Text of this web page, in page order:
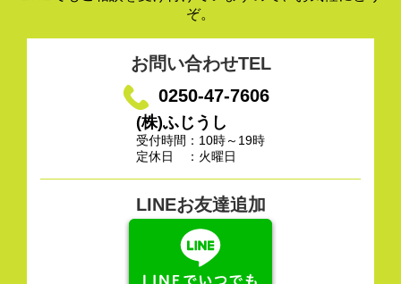
ぞ。
お問い合わせTEL
0250-47-7606
(株)ふじうし
受付時間：10時～19時
定休日 ：火曜日
LINEお友達追加